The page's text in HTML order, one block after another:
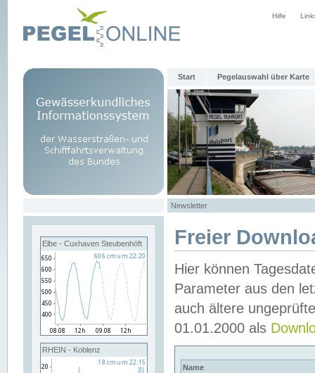
Hilfe
Start Pegelauswahl über Karte
Newsletter
Elbe - Cuxhaven Steubenhöft
RHEIN - Koblenz
Freier
Hier können
Parameter aus den
auch ältere
01.01.2000 als
Name